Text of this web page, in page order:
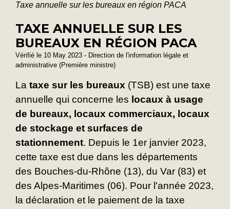
Taxe annuelle sur les bureaux en région PACA
TAXE ANNUELLE SUR LES
BUREAUX EN RÉGION PACA
Vérifié le 10 May 2023 - Direction de l'information légale et
administrative (Première ministre)
La taxe sur les bureaux (TSB) est une taxe
annuelle qui concerne les locaux à usage
de bureaux, locaux commerciaux, locaux
de stockage et surfaces de
stationnement. Depuis le 1er janvier 2023,
cette taxe est due dans les départements
des Bouches-du-Rhône (13), du Var (83) et
des Alpes-Maritimes (06). Pour l'année 2023,
la déclaration et le paiement de la taxe